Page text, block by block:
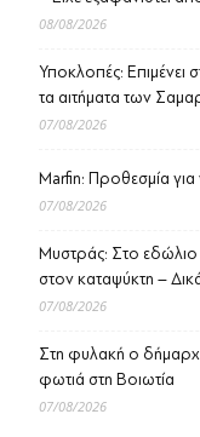
08/08/2026
Υποκλοπές: Επιμένει
τα αιτήματα των
07/08/2026
Marfin: Προθεσμία
07/08/2026
Μυστράς: Στο
στον καταψύκτη –
07/08/2026
Στη φυλακή ο
φωτιά στη Βοιωτία
07/08/2026